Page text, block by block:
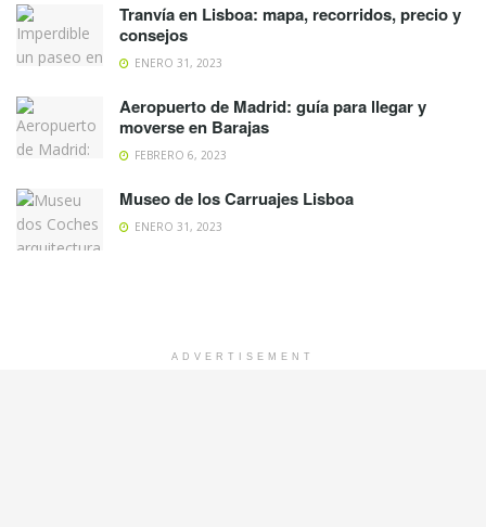
Tranvía en Lisboa: mapa, recorridos, precio y
consejos
ENERO 31, 2023
Aeropuerto de Madrid: guía para llegar y
moverse en Barajas
FEBRERO 6, 2023
Museo de los Carruajes Lisboa
ENERO 31, 2023
ADVERTISEMENT